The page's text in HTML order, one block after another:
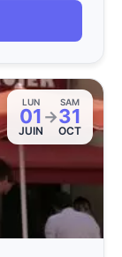
LUN
01
JUIN
→
SAM
31
OCT